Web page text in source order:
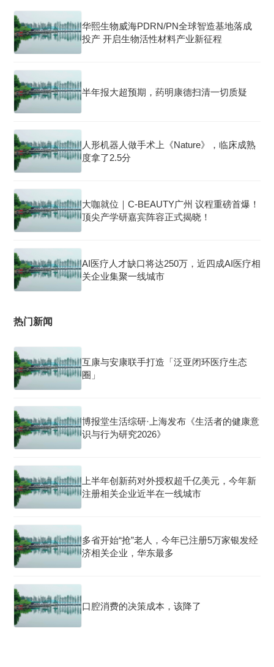
华熙生物威海PDRN/PN全球智造基地落成
投产 开启生物活性材料产业新征程
半年报大超预期，药明康德扫清一切质疑
人形机器人做手术上《Nature》，临床成熟
度拿了2.5分
大咖就位｜C-BEAUTY广州 议程重磅首爆！
顶尖产学研嘉宾阵容正式揭晓！
AI医疗人才缺口将达250万，近四成AI医疗相
关企业集聚一线城市
热门新闻
互康与安康联手打造「泛亚闭环医疗生态
圈」
博报堂生活综研·上海发布《生活者的健康意
识与行为研究2026》
上半年创新药对外授权超千亿美元，今年新
注册相关企业近半在一线城市
多省开始“抢”老人，今年已注册5万家银发经
济相关企业，华东最多
口腔消费的决策成本，该降了